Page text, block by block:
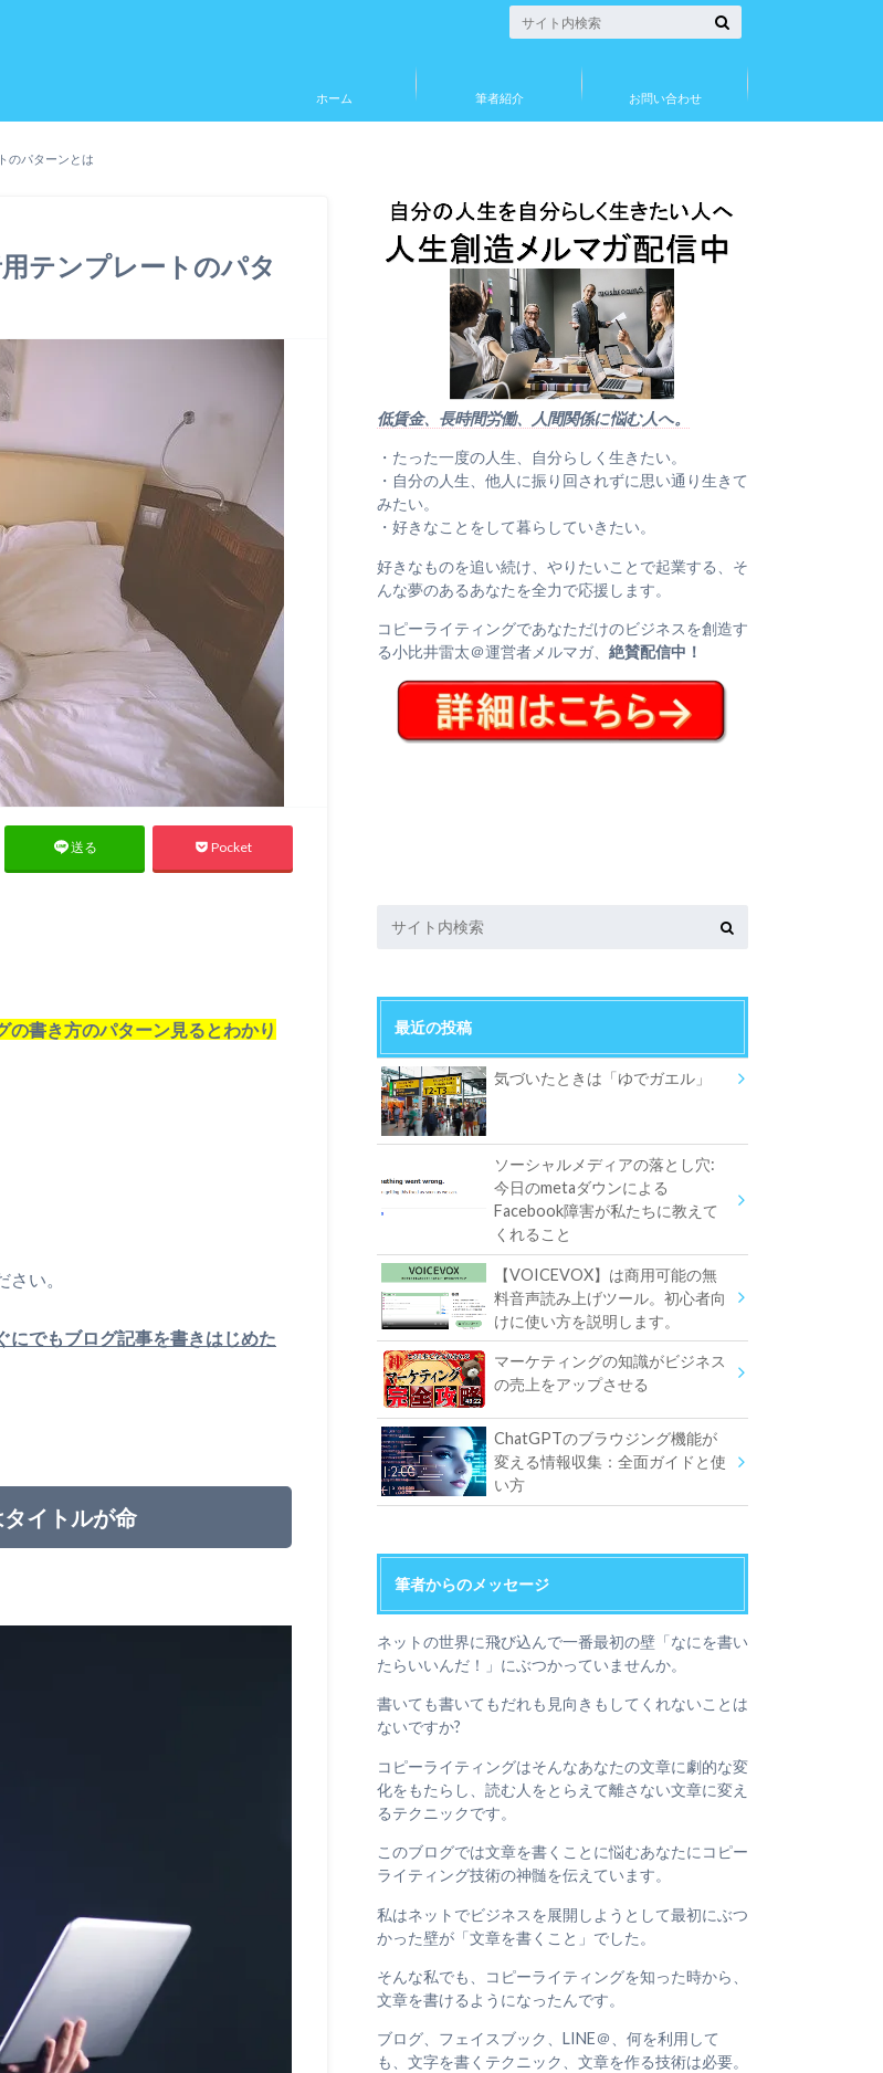
ホーム 筆者紹介 お問い合わせ
のパターンとは
テンプレートのパタ
送る Pocket
の書き方のパターン見るとわかり
い。
にでもブログ記事を書きはじめた
イトルが命
低賃金、長時間労働、人間関係に悩む人へ。
・たった一度の人生、自分らしく生きたい。
・自分の人生、他人に振り回されずに思い通り生きて
みたい。
・好きなことをして暮らしていきたい。
好きなものを追い続け、やりたいことで起業する、そ
んな夢のあるあなたを全力で応援します。
コピーライティングであなただけのビジネスを創造す
る小比井雷太＠運営者メルマガ、 絶賛配信中！
最近の投稿
気づいたときは「ゆでガエル」
ソーシャルメディアの落とし穴:
今日のmetaダウンによる
Facebook障害が私たちに教えて
くれること
【VOICEVOX】は商用可能の無
料音声読み上げツール。初心者向
けに使い方を説明します。
マーケティングの知識がビジネス
の売上をアップさせる
ChatGPTのブラウジング機能が
変える情報収集：全面ガイドと使
い方
筆者からのメッセージ
ネットの世界に飛び込んで一番最初の壁「なにを書い
たらいいんだ！」にぶつかっていませんか。
書いても書いてもだれも見向きもしてくれないことは
ないですか?
コピーライティングはそんなあなたの文章に劇的な変
化をもたらし、読む人をとらえて離さない文章に変え
るテクニックです。
このブログでは文章を書くことに悩むあなたにコピー
ライティング技術の神髄を伝えています。
私はネットでビジネスを展開しようとして最初にぶつ
かった壁が「文章を書くこと」でした。
そんな私でも、コピーライティングを知った時から、
文章を書けるようになったんです。
ブログ、フェイスブック、LINE＠、何を利用して
も、文字を書くテクニック、文章を作る技術は必要。